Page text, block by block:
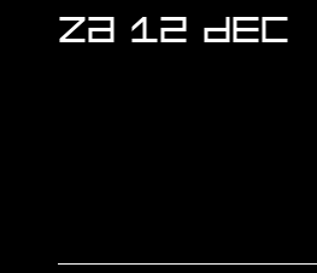
ZA 12 DEC